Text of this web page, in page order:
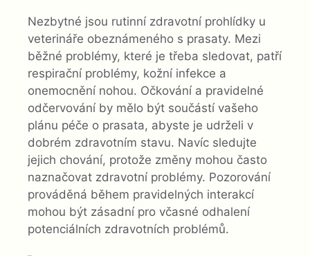
Nezbytné jsou rutinní zdravotní prohlídky u
veterináře obeznámeného s prasaty. Mezi
běžné problémy, které je třeba sledovat, patří
respirační problémy, kožní infekce a
onemocnění nohou. Očkování a pravidelné
odčervování by mělo být součástí vašeho
plánu péče o prasata, abyste je udrželi v
dobrém zdravotním stavu. Navíc sledujte
jejich chování, protože změny mohou často
naznačovat zdravotní problémy. Pozorování
prováděná během pravidelných interakcí
mohou být zásadní pro včasné odhalení
potenciálních zdravotních problémů.